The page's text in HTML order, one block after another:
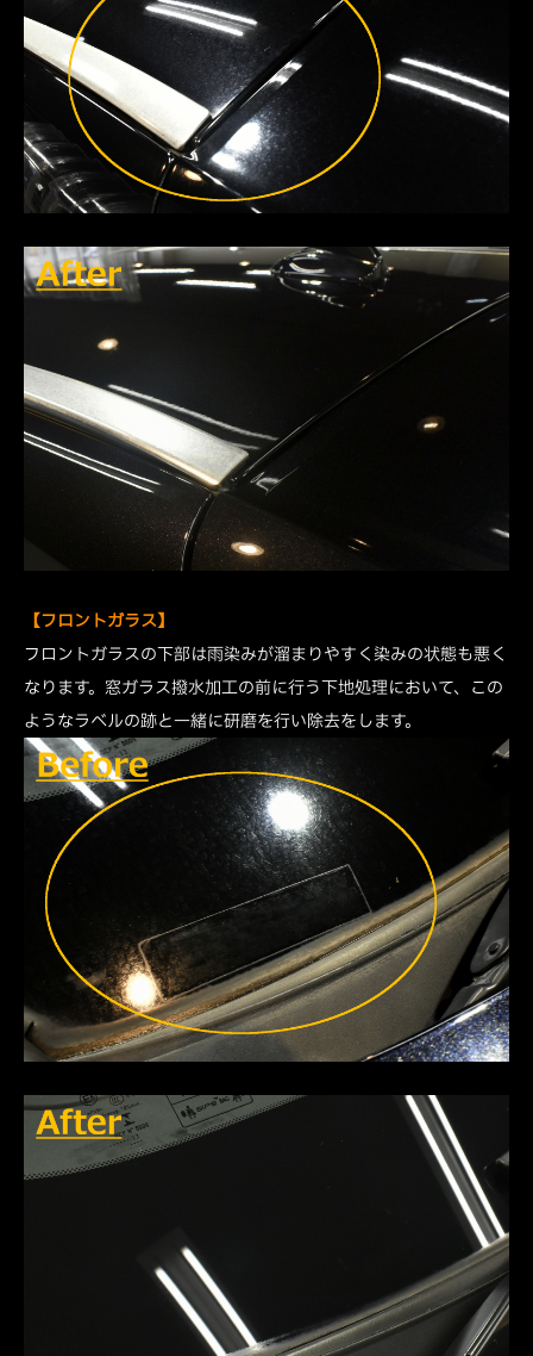
【フロントガラス】
フロントガラスの下部は雨染みが溜まりやすく染みの状態も悪く
なります。窓ガラス撥水加工の前に行う下地処理において、この
ようなラベルの跡と一緒に研磨を行い除去をします。